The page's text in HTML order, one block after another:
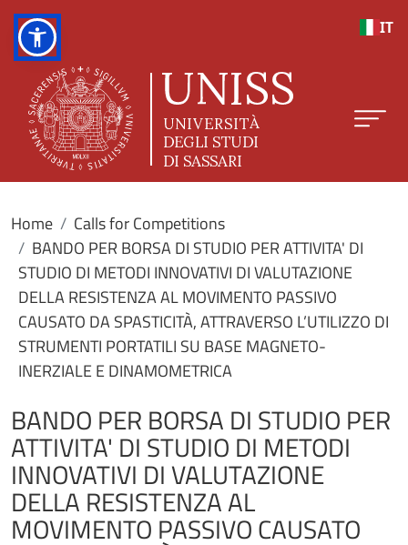
IT
Home
Calls for Competitions
BANDO PER BORSA DI STUDIO PER ATTIVITA' DI
STUDIO DI METODI INNOVATIVI DI VALUTAZIONE
DELLA RESISTENZA AL MOVIMENTO PASSIVO
CAUSATO DA SPASTICITÀ, ATTRAVERSO L’UTILIZZO DI
STRUMENTI PORTATILI SU BASE MAGNETO-
INERZIALE E DINAMOMETRICA
BANDO PER BORSA DI STUDIO PER
ATTIVITA' DI STUDIO DI METODI
INNOVATIVI DI VALUTAZIONE
DELLA RESISTENZA AL
MOVIMENTO PASSIVO CAUSATO